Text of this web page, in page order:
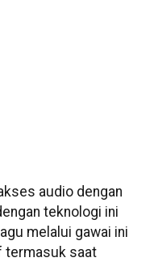
audio dengan
teknologi ini
melalui gawai ini
termasuk saat